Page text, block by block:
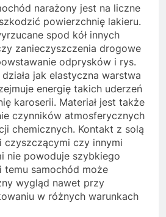
narażony jest na liczne
powierzchnię lakieru.
spod kół innych
zanieczyszczenia drogowe
odprysków i rys.
jak elastyczna warstwa
energię takich uderzeń
karoserii. Materiał jest także
czynników atmosferycznych
chemicznych. Kontakt z solą
czyszczącymi czy innymi
nie powoduje szybkiego
temu samochód może
wygląd nawet przy
w różnych warunkach